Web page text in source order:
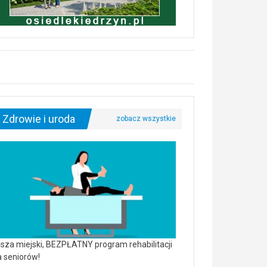
Zdrowie i uroda
miejski, BEZPŁATNY program rehabilitacji
seniorów!